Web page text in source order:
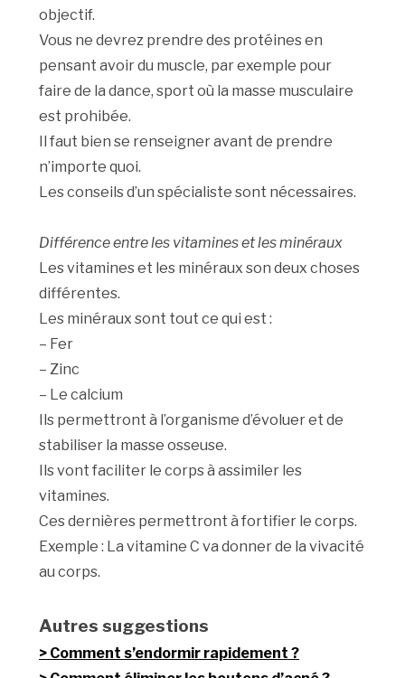
objectif.
Vous ne devrez prendre des protéines en
pensant avoir du muscle, par exemple pour
faire de la dance, sport où la masse musculaire
est prohibée.
Il faut bien se renseigner avant de prendre
n’importe quoi.
Les conseils d’un spécialiste sont nécessaires.
Différence entre les vitamines et les minéraux
Les vitamines et les minéraux son deux choses
différentes.
Les minéraux sont tout ce qui est :
– Fer
– Zinc
– Le calcium
Ils permettront à l’organisme d’évoluer et de
stabiliser la masse osseuse.
Ils vont faciliter le corps à assimiler les
vitamines.
Ces dernières permettront à fortifier le corps.
Exemple : La vitamine C va donner de la vivacité
au corps.
Autres suggestions
Comment s’endormir rapidement ?